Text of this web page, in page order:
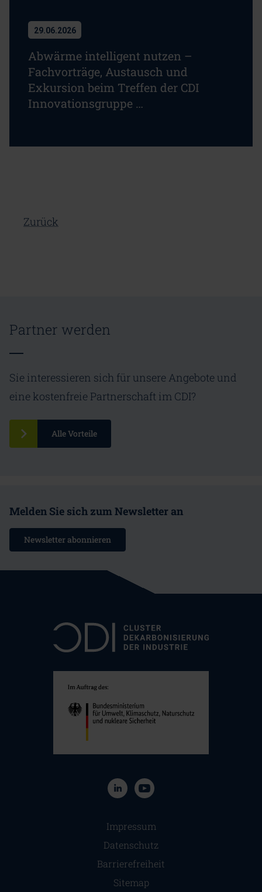
29.06.2026
Abwärme intelligent nutzen –
Fachvorträge, Austausch und
Exkursion beim Treffen der CDI
Innovationsgruppe …
Zurück
Partner werden
Sie interessieren sich für unsere Angebote und
eine kostenfreie Partnerschaft im CDI?
Alle Vorteile
Melden Sie sich zum Newsletter an
Newsletter abonnieren
Navigation überspringen
Impressum
Datenschutz
Barrierefreiheit
Sitemap